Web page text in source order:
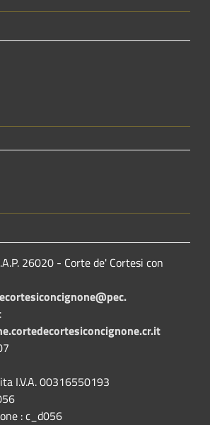
26020 - Corte de' Cortesi con
I.V.A. 00316550193
: c_d056